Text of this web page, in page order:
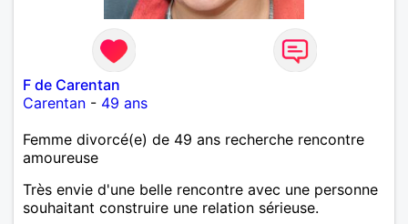
F de Carentan
Carentan - 49 ans
Femme divorcé(e) de 49 ans recherche rencontre
amoureuse
Très envie d'une belle rencontre avec une personne
souhaitant construire une relation sérieuse.